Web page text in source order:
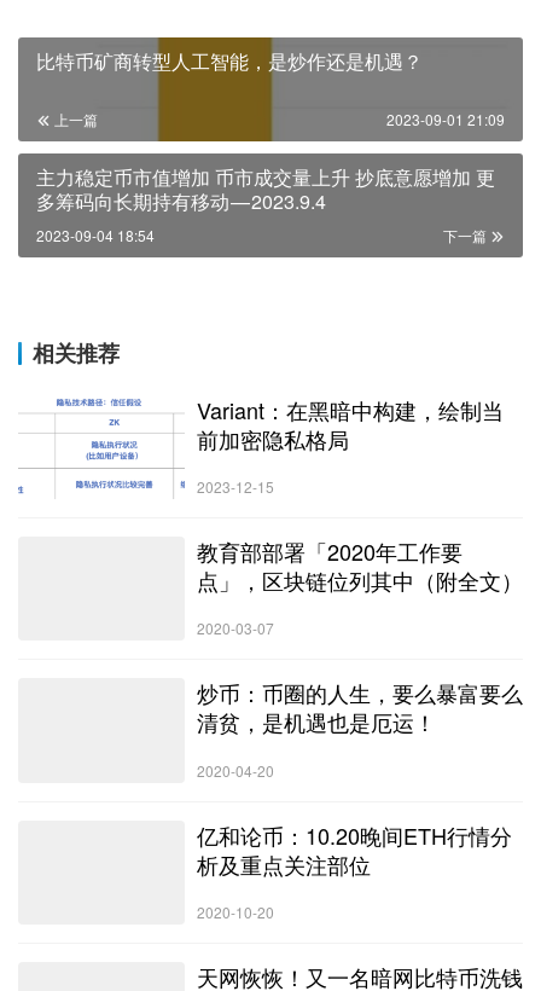
比特币矿商转型人工智能，是炒作还是机遇？
上一篇 2023-09-01 21:09
主力稳定币市值增加 币市成交量上升 抄底意愿增加 更
多筹码向长期持有移动 — 2023.9.4
下一篇
2023-09-04 18:54
相关推荐
Variant：在黑暗中构建，绘制当
前加密隐私格局
2023-12-15
教育部部署「2020年工作要
点」，区块链位列其中（附全文）
2020-03-07
炒币：币圈的人生，要么暴富要么
清贫，是机遇也是厄运！
2020-04-20
亿和论币：10.20晚间ETH行情分
析及重点关注部位
2020-10-20
天网恢恢！又一名暗网比特币洗钱